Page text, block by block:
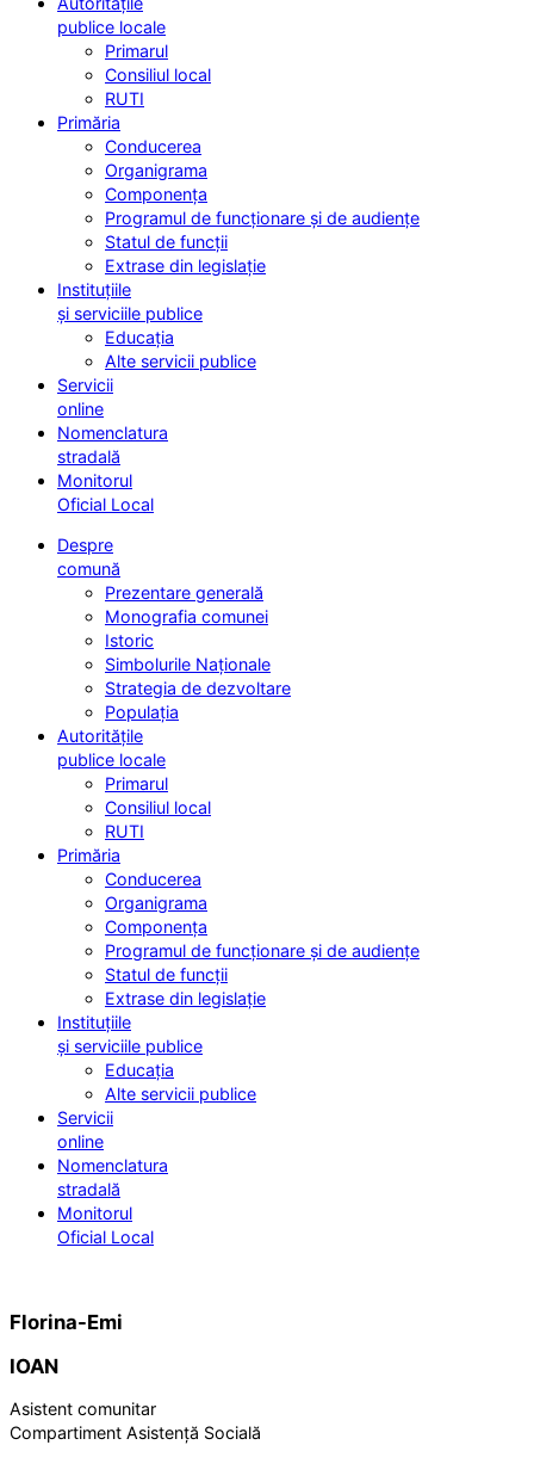
publice locale
Primarul
Consiliul local
RUTI
Primăria
Conducerea
Organigrama
Componența
Programul de funcționare și de audiențe
Statul de funcții
Extrase din legislație
Instituțiile
și serviciile publice
Educația
Alte servicii publice
Servicii
online
Nomenclatura
stradală
Monitorul
Oficial Local
Despre
comună
Prezentare generală
Monografia comunei
Istoric
Simbolurile Naționale
Strategia de dezvoltare
Populația
Autoritățile
publice locale
Primarul
Consiliul local
RUTI
Primăria
Conducerea
Organigrama
Componența
Programul de funcționare și de audiențe
Statul de funcții
Extrase din legislație
Instituțiile
și serviciile publice
Educația
Alte servicii publice
Servicii
online
Nomenclatura
stradală
Monitorul
Oficial Local
Florina-Emi
IOAN
Asistent comunitar
Compartiment Asistență Socială